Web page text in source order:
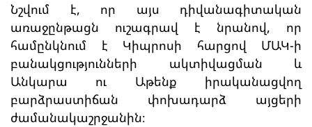
Նշվում է, որ այս դիվանագիտական
առաջընթացն ուշագրավ է նրանով, որ
համընկնում է Կիպրոսի հարցով ՄԱԿ-ի
բանակցությունների ակտիվացման և
Անկարա ու Աթենք իրականացվող
բարձրաստիճան փոխադարձ այցերի
ժամանակաշրջանին։